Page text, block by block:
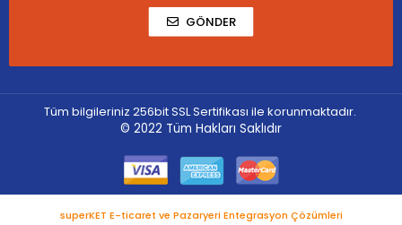
GÖNDER
Tüm bilgileriniz 256bit SSL Sertifikası ile korunmaktadır.
© 2022 Tüm Hakları Saklıdır
superKET E-ticaret ve Pazaryeri Entegrasyon Çözümleri